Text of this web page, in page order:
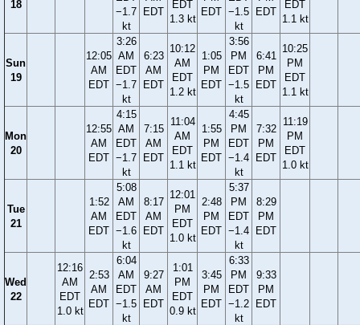
18
−1.7
kt
EDT
EDT
1.3 kt
EDT −1.5
kt
EDT
EDT
1.1 kt
Sun
19
12:05
AM
EDT
3:26
AM
EDT
−1.7
kt
6:23
AM
EDT
10:12
AM
EDT
1.2 kt
1:05
PM
EDT
3:56
PM
EDT
−1.5
kt
6:41
PM
EDT
10:25
PM
EDT
1.1 kt
Mon
20
12:55
AM
EDT
4:15
AM
EDT
−1.7
kt
7:15
AM
EDT
11:04
AM
EDT
1.1 kt
1:55
PM
EDT
4:45
PM
EDT
−1.4
kt
7:32
PM
EDT
11:19
PM
EDT
1.0 kt
Tue
21
1:52
AM
EDT
5:08
AM
EDT
−1.6
kt
8:17
AM
EDT
12:01
PM
EDT
1.0 kt
2:48
PM
EDT
5:37
PM
EDT
−1.4
kt
8:29
PM
EDT
Wed
22
12:16
AM
EDT
1.0 kt
2:53
AM
EDT
6:04
AM
EDT
−1.5
kt
9:27
AM
EDT
1:01
PM
EDT
0.9 kt
3:45
PM
EDT
6:33
PM
EDT
−1.2
kt
9:33
PM
EDT